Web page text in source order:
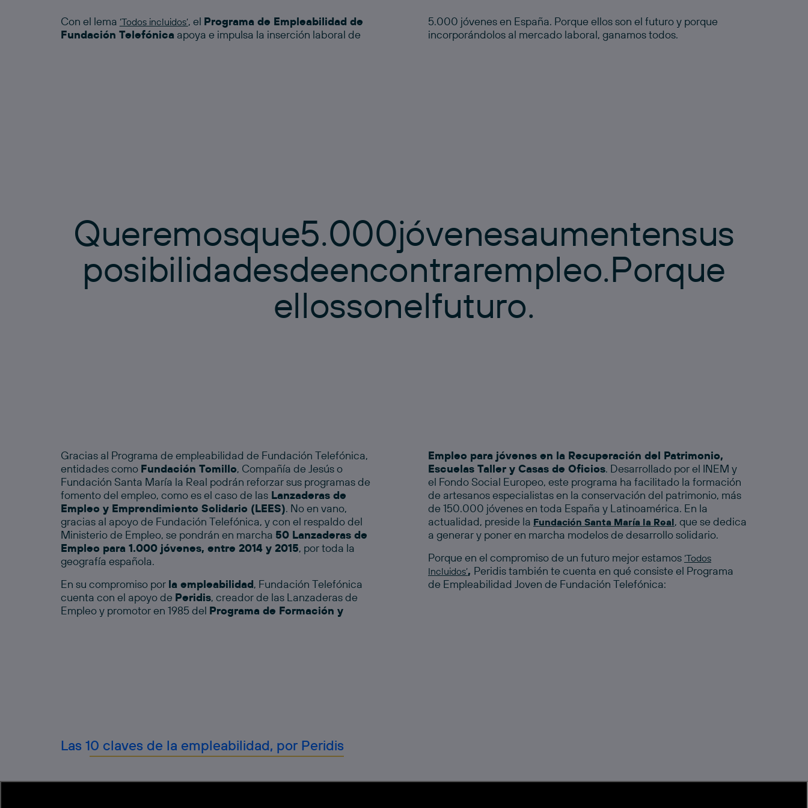
Con el lema ‘Todos incluidos’, el Programa de Empleabilidad de
Fundación Telefónica apoya e impulsa la inserción laboral de
5.000 jóvenes en España. Porque ellos son el futuro y porque
incorporándolos al mercado laboral, ganamos todos.
Queremosque5.000jóvenesaumentensus
posibilidadesdeencontrarempleo.Porque
ellossonelfuturo.
Gracias al Programa de empleabilidad de Fundación Telefónica,
entidades como Fundación Tomillo, Compañía de Jesús o
Fundación Santa María la Real podrán reforzar sus programas de
fomento del empleo, como es el caso de lasLanzaderas de
Empleo y Emprendimiento Solidario (LEES). No en vano,
gracias al apoyo de Fundación Telefónica, y con el respaldo del
Ministerio de Empleo, se pondrán en marcha 50 Lanzaderas de
Empleo para 1.000 jóvenes, entre 2014 y 2015, por toda la
geografía española.
En su compromiso por la empleabilidad, Fundación Telefónica
cuenta con el apoyo de Peridis, creador de las Lanzaderas de
Empleo y promotor en 1985 del Programa de Formación y
Empleo para jóvenes en la Recuperación del Patrimonio,
Escuelas Taller y Casas de Oficios. Desarrollado por el INEM y
el Fondo Social Europeo, este programa ha facilitado la formación
de artesanos especialistas en la conservación del patrimonio, más
de 150.000 jóvenes en toda España y Latinoamérica. En la
actualidad, preside la Fundación Santa María la Real, que se dedica
a generar y poner en marcha modelos de desarrollo solidario.
Porque en el compromiso de un futuro mejor estamos ‘Todos
Incluidos’, Peridis también te cuenta en qué consiste el Programa
de Empleabilidad Joven de Fundación Telefónica:
Las 10 claves de la empleabilidad, por Peridis